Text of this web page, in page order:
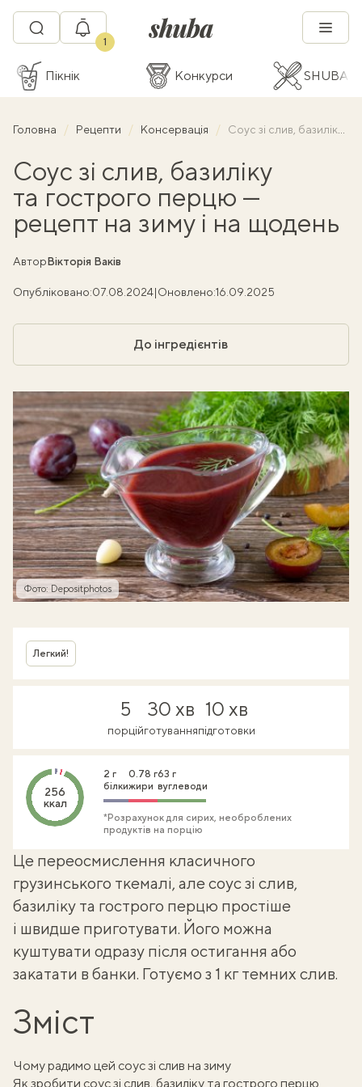
1
Пікнік Конкурси SHUBA
Головна Рецепти Консервація Соус зі слив, базиліку та гострого перцю — рецепт на зиму і на щодень
Соус зі слив, базиліку
та гострого перцю —
рецепт на зиму і на щодень
АвторВікторія Ваків
Опубліковано:07.08.2024|Оновлено:16.09.2025
До інгредієнтів
Фото: Depositphotos
Легкий!
5
порцій
30 хв
готування
10 хв
підготовки
256
ккал
2 г
білки
0.78 г
жири
63 г
вуглеводи
*Розрахунок для сирих, необроблених
продуктів на порцію
Це переосмислення класичного
грузинського ткемалі, але соус зі слив,
базиліку та гострого перцю простіше
і швидше приготувати. Його можна
куштувати одразу після остигання або
закатати в банки. Готуємо з 1 кг темних слив.
Зміст
Чому радимо цей соус зі слив на зиму
Як зробити соус зі слив, базиліку та гострого перцю